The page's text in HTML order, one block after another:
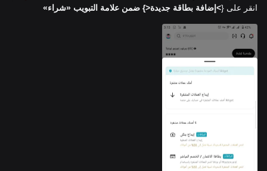
انقر على {>إضافة بطاقة جديدة<} ضمن علامة التبويب «شراء»